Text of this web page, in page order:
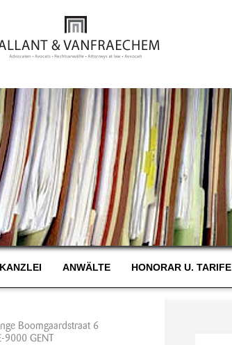
KANZLEI ANWÄLTE HONORAR U. TARIFE
Boomgaardstraat 6
9000 GENT